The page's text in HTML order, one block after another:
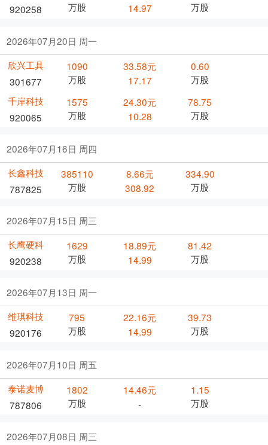
920258
万股
14.97
万股
2026年07月20日 周一
欣兴工具
301677
1090
万股
33.58元
17.17
0.60
万股
千岸科技
920065
1575
万股
24.30元
10.28
78.75
万股
2026年07月16日 周四
长鑫科技
787825
385110
万股
8.66元
308.92
334.90
万股
2026年07月15日 周三
长鹰硬科
920238
1629
万股
18.89元
14.99
81.42
万股
2026年07月13日 周一
维琪科技
920176
795
万股
22.16元
14.99
39.73
万股
2026年07月10日 周五
泰诺麦博
787806
1802
万股
14.46元
-
1.15
万股
2026年07月08日 周三